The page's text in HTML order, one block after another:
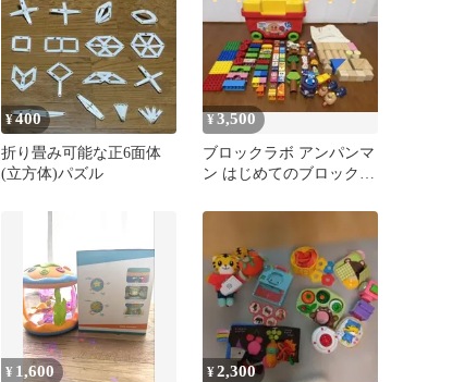
¥400
折り畳み可能な正6面体
(立方体)パズル
¥3,500
ブロックラボ アンパンマ
ン はじめてのブロックワ
¥ 1,600 ¥2,300